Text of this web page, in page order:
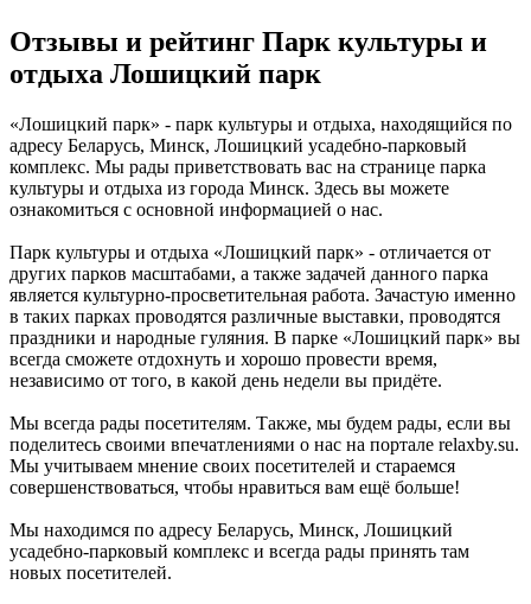
Отзывы и рейтинг Парк культуры и
отдыха Лошицкий парк
«Лошицкий парк» - парк культуры и отдыха, находящийся по
адресу Беларусь, Минск, Лошицкий усадебно-парковый
комплекс. Мы рады приветствовать вас на странице парка
культуры и отдыха из города Минск. Здесь вы можете
ознакомиться с основной информацией о нас.
Парк культуры и отдыха «Лошицкий парк» - отличается от
других парков масштабами, а также задачей данного парка
является культурно-просветительная работа. Зачастую именно
в таких парках проводятся различные выставки, проводятся
праздники и народные гуляния. В парке «Лошицкий парк» вы
всегда сможете отдохнуть и хорошо провести время,
независимо от того, в какой день недели вы придёте.
Мы всегда рады посетителям. Также, мы будем рады, если вы
поделитесь своими впечатлениями о нас на портале relaxby.su.
Мы учитываем мнение своих посетителей и стараемся
совершенствоваться, чтобы нравиться вам ещё больше!
Мы находимся по адресу Беларусь, Минск, Лошицкий
усадебно-парковый комплекс и всегда рады принять там
новых посетителей.